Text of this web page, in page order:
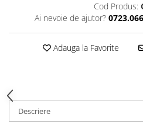
Cod Produs:
Ai nevoie de ajutor?
Adauga la Favorite
Descriere